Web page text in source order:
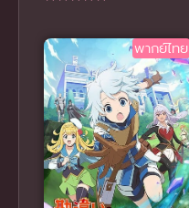
ซับไทย
พากย์ไทย